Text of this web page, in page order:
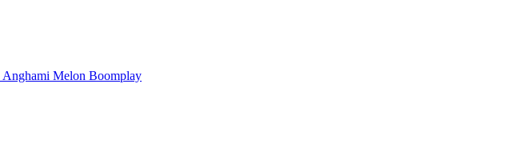
Anghami Melon Boomplay